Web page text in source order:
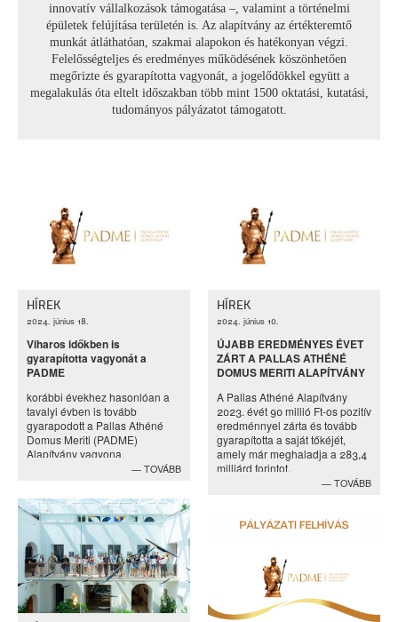
innovatív vállalkozások támogatása –, valamint a történelmi
épületek felújítása területén is. Az alapítvány az értékteremtő
munkát átláthatóan, szakmai alapokon és hatékonyan végzi.
Felelősségteljes és eredményes működésének köszönhetően
megőrizte és gyarapította vagyonát, a jogelődökkel együtt a
megalakulás óta eltelt időszakban több mint 1500 oktatási, kutatási,
tudományos pályázatot támogatott.
HÍREK
2024. június 18.
Viharos időkben is
gyarapította vagyonát a
PADME
korábbi évekhez hasonlóan a
tavalyi évben is tovább
gyarapodott a Pallas Athéné
Domus Meriti (PADME)
Alapítvány vagyona.
TOVÁBB
HÍREK
2024. június 10.
ÚJABB EREDMÉNYES ÉVET
ZÁRT A PALLAS ATHÉNÉ
DOMUS MERITI ALAPÍTVÁNY
A Pallas Athéné Alapítvány
2023. évét 90 millió Ft-os pozitív
eredménnyel zárta és tovább
gyarapította a saját tőkéjét,
amely már meghaladja a 283,4
milliárd forintot.
TOVÁBB